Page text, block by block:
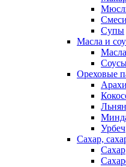
Супы
Масла и
Ореховые
Урбеч
Сахар,
Сахар